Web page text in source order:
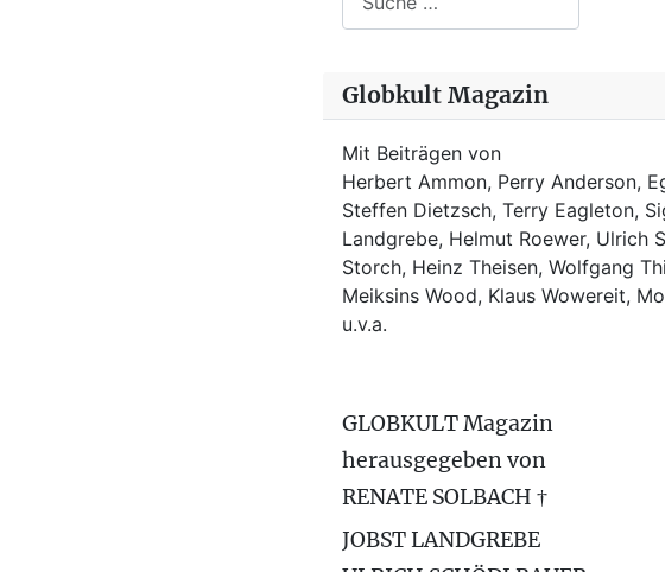
Globkult Magazin
Mit Beiträgen von
Herbert Ammon, Perry Anderson,
Steffen Dietzsch, Terry Eagleton,
Landgrebe, Helmut Roewer, Ulrich
Storch, Heinz Theisen, Wolfgang
Meiksins Wood, Klaus Wowereit,
u.v.a.
GLOBKULT Magazin
herausgegeben von
RENATE SOLBACH †
JOBST LANDGREBE